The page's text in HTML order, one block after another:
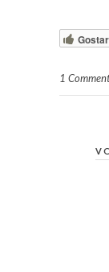
Gostar
1